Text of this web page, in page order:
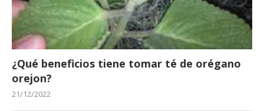
¿Qué beneficios tiene tomar té de orégano
orejon?
21/12/2022